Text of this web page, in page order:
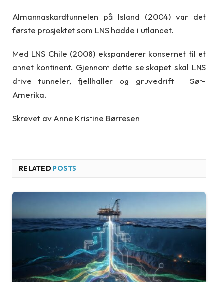
Almannaskardtunnelen på Island (2004) var det
første prosjektet som LNS hadde i utlandet.
Med LNS Chile (2008) ekspanderer konsernet til et
annet kontinent. Gjennom dette selskapet skal LNS
drive tunneler, fjellhaller og gruvedrift i Sør-
Amerika.
Skrevet av Anne Kristine Børresen
RELATED POSTS